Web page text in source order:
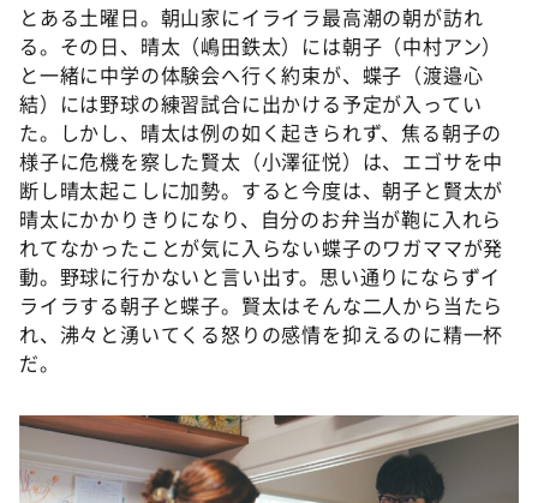
とある土曜日。朝山家にイライラ最高潮の朝が訪れ
る。その日、晴太（嶋田鉄太）には朝子（中村アン）
と一緒に中学の体験会へ行く約束が、蝶子（渡邉心
結）には野球の練習試合に出かける予定が入ってい
た。しかし、晴太は例の如く起きられず、焦る朝子の
様子に危機を察した賢太（小澤征悦）は、エゴサを中
断し晴太起こしに加勢。すると今度は、朝子と賢太が
晴太にかかりきりになり、自分のお弁当が鞄に入れら
れてなかったことが気に入らない蝶子のワガママが発
動。野球に行かないと言い出す。思い通りにならずイ
ライラする朝子と蝶子。賢太はそんな二人から当たら
れ、沸々と湧いてくる怒りの感情を抑えるのに精一杯
だ。